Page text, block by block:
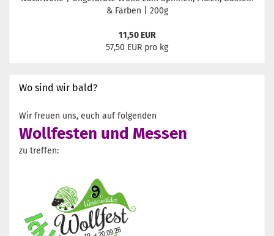
& Färben | 200g
11,50 EUR
57,50 EUR pro kg
Wo sind wir bald?
Wir freuen uns, euch auf folgenden
Wollfesten und Messen
zu treffen: